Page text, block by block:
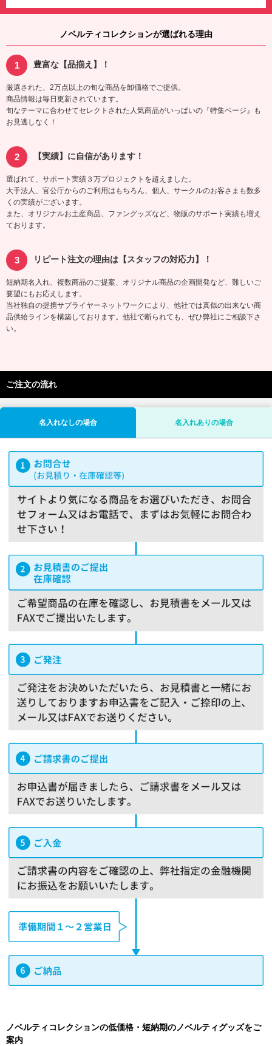
ノベルティコレクションが選ばれる理由
豊富な【品揃え】！
厳選された、2万点以上の旬な商品を卸価格でご提供。
商品情報は毎日更新されています。
旬なテーマに合わせてセレクトされた人気商品がいっぱいの『特集ページ』も
お見逃しなく！
【実績】に自信があります！
選ばれて、サポート実績３万プロジェクトを超えました。
大手法人、官公庁からのご利用はもちろん、個人、サークルのお客さまも数多
くの実績がございます。
また、オリジナルお土産商品、ファングッズなど、物販のサポート実績も増え
ております。
リピート注文の理由は【スタッフの対応力】！
短納期名入れ、複数商品のご提案、オリジナル商品の企画開発など、難しいご
要望にもお応えします。
当社独自の提携サプライヤーネットワークにより、他社では真似の出来ない商
品供給ラインを構築しております。他社で断られても、ぜひ弊社にご相談下さ
い。
ご注文の流れ
名入れなしの場合 名入れありの場合
ノベルティコレクションの低価格・短納期のノベルティグッズをご
案内